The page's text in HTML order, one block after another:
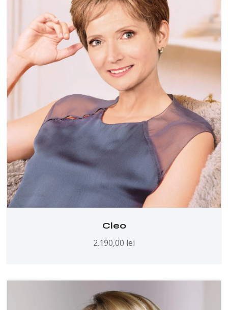
Cleo
2.190,00 lei